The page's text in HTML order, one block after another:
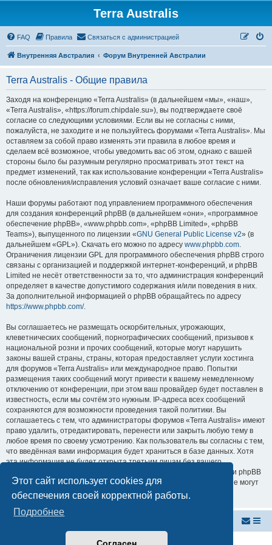
Этот сайт использует cookies для
обеспечения своей корректной работы.
Подробнее
Terra Australis
FAQ Правила Связаться с администрацией
Внутренняя Австралия Форум Внутренней Австралии
Terra Australis - Общие правила
Заходя на конференцию «Terra Australis» (в дальнейшем «мы», «наш»,
«Terra Australis», «https://forum.chipdale.su»), вы подтверждаете своё
согласие со следующими условиями. Если вы не согласны с ними,
пожалуйста, не заходите и не пользуйтесь форумами «Terra Australis». Мы
оставляем за собой право изменять эти правила в любое время и
сделаем всё возможное, чтобы уведомить вас об этом, однако с вашей
стороны было бы разумным регулярно просматривать этот текст на
предмет изменений, так как использование конференции «Terra Australis»
после обновления/исправления условий означает ваше согласие с ними.
Наши форумы работают под управлением программного обеспечения
для создания конференций phpBB (в дальнейшем «они», «программное
обеспечение phpBB», «www.phpbb.com», «phpBB Limited», «phpBB
Teams»), выпущенного по лицензии «GNU General Public License v2» (в
дальнейшем «GPL»). Скачать его можно по адресу www.phpbb.com.
Ограничения лицензии GPL для программного обеспечения phpBB строго
связаны с организацией и поддержкой интернет-конференций, и phpBB
Limited не несёт ответственности за то, что администрация конференций
определяет в качестве допустимого содержания и/или поведения в них.
За дополнительной информацией о phpBB обращайтесь по адресу
https://www.phpbb.com/.
Вы соглашаетесь не размещать оскорбительных, угрожающих,
клеветнических сообщений, порнографических сообщений, призывов к
национальной розни и прочих сообщений, которые могут нарушить
законы вашей страны, страны, которая предоставляет услуги хостинга
для форумов «Terra Australis» или международное право. Попытки
размещения таких сообщений могут привести к вашему немедленному
отключению от конференции, при этом ваш провайдер будет поставлен в
известность, если мы сочтём это нужным. IP-адреса всех сообщений
сохраняются для возможности проведения такой политики. Вы
соглашаетесь с тем, что администраторы форумов «Terra Australis» имеют
право удалить, отредактировать, перенести или закрыть любую тему в
любое время по своему усмотрению. Как пользователь вы согласны с тем,
что введённая вами информация будет храниться в базе данных. Хотя
эта информация не будет открыта третьим лицам без вашего
разрешения, ни администрация конференции «Terra Australis», ни phpBB
Limited не может быть ответственна за действия хакеров, которые могут
привести к несанкционированному доступу к ней.
Создано на основеphpBB® Forum Software © phpBB Limited